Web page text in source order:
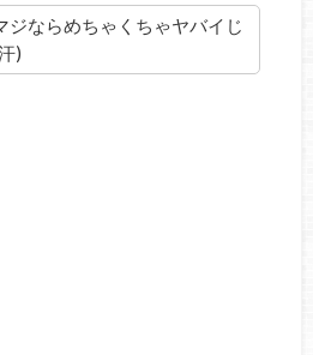
ジならめちゃくちゃヤバイじ
)